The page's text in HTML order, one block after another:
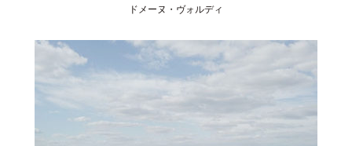
ドメーヌ・ヴォルディ